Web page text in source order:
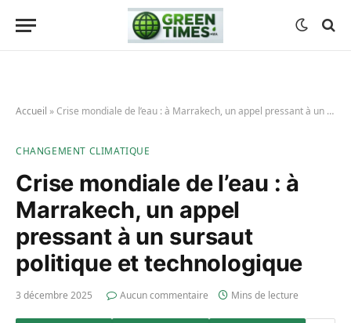
Accueil »Crise mondiale de l’eau : à Marrakech, un appel pressant à un sursaut politique et technologique
CHANGEMENT CLIMATIQUE
Crise mondiale de l’eau : à
Marrakech, un appel
pressant à un sursaut
politique et technologique
3 décembre 2025 Aucun commentaire Mins de lecture